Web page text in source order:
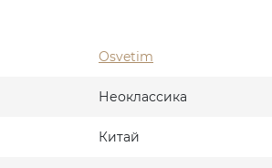
Osvetim
Неоклассика
Китай